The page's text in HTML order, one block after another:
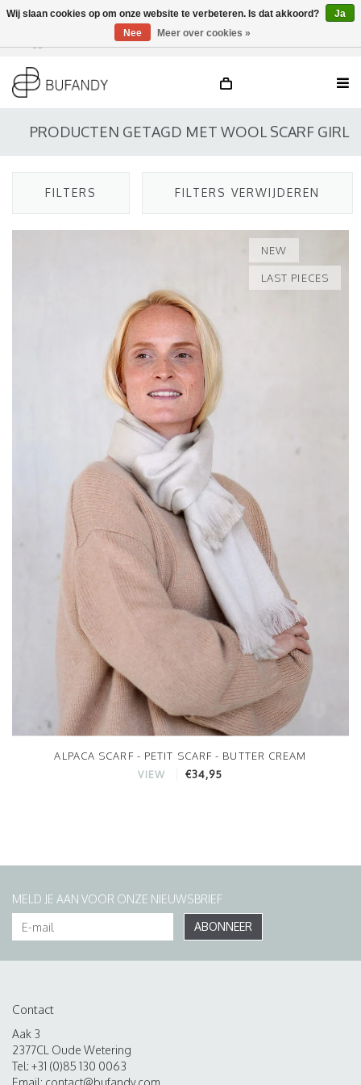
DE / EN
PRODUCTEN GETAGD MET WOOL SCARF GIRL
FILTERS FILTERS VERWIJDEREN
NEW
LAST PIECES
ALPACA SCARF - PETIT SCARF - BUTTER CREAM
VIEW €34,95
MELD JE AAN VOOR ONZE NIEUWSBRIEF
ABONNEER
Contact
Aak 3
2377CL Oude Wetering
Tel: +31 (0)85 130 0063
Email: contact@bufandy.com
Wij slaan cookies op om onze website te verbeteren. Is dat akkoord?
Ja
Nee
Meer over cookies »